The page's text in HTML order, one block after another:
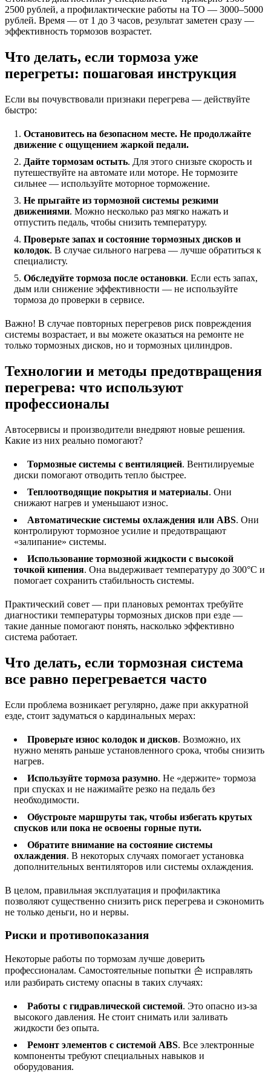
2500 рублей, а профилактические работы на ТО — 3000–5000
рублей. Время — от 1 до 3 часов, результат заметен сразу —
эффективность тормозов возрастет.
Что делать, если тормоза уже
перегреты: пошаговая инструкция
Если вы почувствовали признаки перегрева — действуйте
быстро:
Остановитесь на безопасном месте. Не продолжайте
движение с ощущением жаркой педали.
Дайте тормозам остыть. Для этого снизьте скорость и
путешествуйте на автомате или моторе. Не тормозите
сильнее — используйте моторное торможение.
Не прыгайте из тормозной системы резкими
движениями. Можно несколько раз мягко нажать и
отпустить педаль, чтобы снизить температуру.
Проверьте запах и состояние тормозных дисков и
колодок. В случае сильного нагрева — лучше обратиться к
специалисту.
Обследуйте тормоза после остановки. Если есть запах,
дым или снижение эффективности — не используйте
тормоза до проверки в сервисе.
Важно! В случае повторных перегревов риск повреждения
системы возрастает, и вы можете оказаться на ремонте не
только тормозных дисков, но и тормозных цилиндров.
Технологии и методы предотвращения
перегрева: что используют
профессионалы
Автосервисы и производители внедряют новые решения.
Какие из них реально помогают?
Тормозные системы с вентиляцией. Вентилируемые
диски помогают отводить тепло быстрее.
Теплоотводящие покрытия и материалы. Они
снижают нагрев и уменьшают износ.
Автоматические системы охлаждения или ABS. Они
контролируют тормозное усилие и предотвращают
«залипание» системы.
Использование тормозной жидкости с высокой
точкой кипения. Она выдерживает температуру до 300°С и
помогает сохранить стабильность системы.
Практический совет — при плановых ремонтах требуйте
диагностики температуры тормозных дисков при езде —
такие данные помогают понять, насколько эффективно
система работает.
Что делать, если тормозная система
все равно перегревается часто
Если проблема возникает регулярно, даже при аккуратной
езде, стоит задуматься о кардинальных мерах:
Проверьте износ колодок и дисков. Возможно, их
нужно менять раньше установленного срока, чтобы снизить
нагрев.
Используйте тормоза разумно. Не «держите» тормоза
при спусках и не нажимайте резко на педаль без
необходимости.
Обустроьте маршруты так, чтобы избегать крутых
спусков или пока не освоены горные пути.
Обратите внимание на состояние системы
охлаждения. В некоторых случаях помогает установка
дополнительных вентиляторов или системы охлаждения.
В целом, правильная эксплуатация и профилактика
позволяют существенно снизить риск перегрева и сэкономить
не только деньги, но и нервы.
Риски и противопоказания
Некоторые работы по тормозам лучше доверить
профессионалам. Самостоятельные попытки 손 исправлять
или разбирать систему опасны в таких случаях:
Работы с гидравлической системой. Это опасно из-за
высокого давления. Не стоит снимать или заливать
жидкости без опыта.
Ремонт элементов с системой ABS. Все электронные
компоненты требуют специальных навыков и
оборудования.